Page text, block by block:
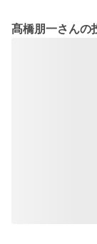
髙橋朋一さんの